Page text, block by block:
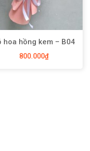
hoa hồng kem – B04
800.000₫